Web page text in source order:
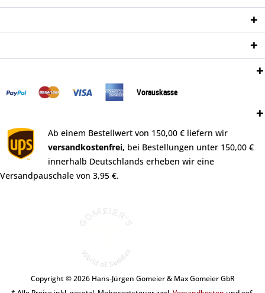
Vorauskasse
Ab einem Bestellwert von 150,00 € liefern wir
versandkostenfrei, bei Bestellungen unter 150,00 €
innerhalb Deutschlands erheben wir eine
Versandpauschale von 3,95 €.
Copyright © 2026 Hans-Jürgen Gomeier & Max Gomeier GbR